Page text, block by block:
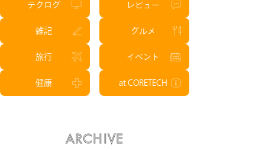
テクログ レビュー
雑記 グルメ
旅行 イベント
健康 at CORETECH
ARCHIVE